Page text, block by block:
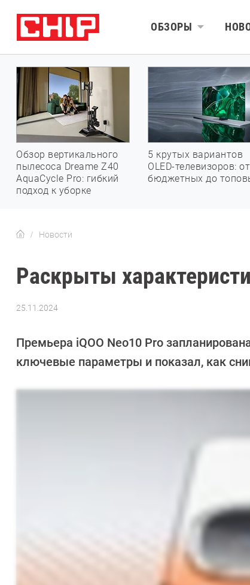
ОБЗОРЫ
Обзор вертикального
пылесоса Dreame Z40
AquaCycle Pro: гибкий
подход к уборке
5 крутых вариантов
OLED-телевизоров: от
бюджетных до
Новости
Раскрыты
25.11.2024
Калашников
Премьера iQOO Neo10 Pro
ключевые параметры и показал, как